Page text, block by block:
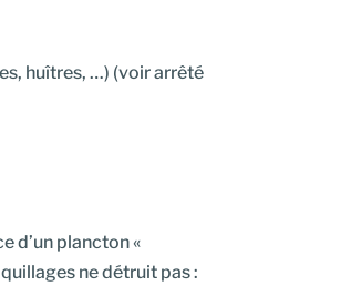
huîtres, …) (voir arrêté
d’un plancton «
ne détruit pas :